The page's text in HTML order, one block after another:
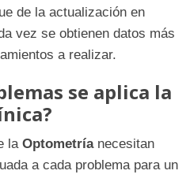
de la actualización en
vez se obtienen datos más
a realizar.
se aplica la
la Optometríanecesitan
a cada problema para un